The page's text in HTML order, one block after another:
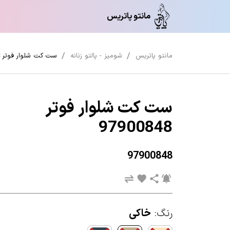
مانتو پاتریس
مانتو پاتریس شومیز - پالتو زنانه ست کت شلوار فوتر 97900848
ست کت شلوار فوتر
97900848
97900848
رنگ: خاکی